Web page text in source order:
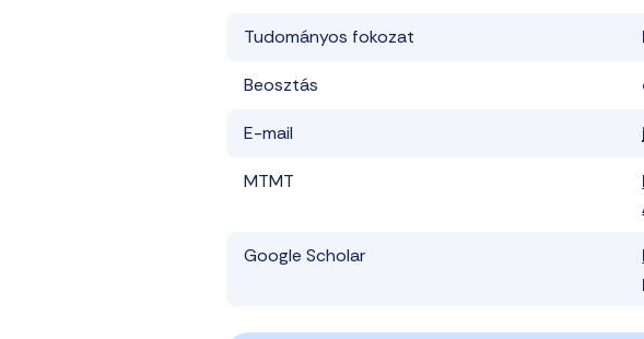
Tudományos fokozat
Beosztás
E-mail
MTMT
Google Scholar